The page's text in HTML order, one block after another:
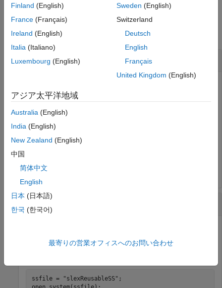
Examples
collapse all
Generate All Unit Test Signatures
Generate signatures of all the unit tests of the subsystem
fileslexReusableSS
open_system(ssfile);
Generate Specific Unit Test Signatures
Generate signatures of specified unit tests of the subsystem
ssfile = "slexReusableSS" ;
Finland (English)
France (Français)
Ireland (English)
Italia (Italiano)
Luxembourg (English)
Sweden (English)
Switzerland
Deutsch
English
Français
United Kingdom (English)
アジア太平洋地域
Australia (English)
India (English)
New Zealand (English)
中国
简体中文
English
日本 (日本語)
한국 (한국어)
最寄りの営業オフィスへのお問い合わせ